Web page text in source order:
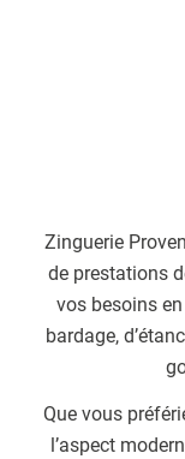
Zinguerie
de prestations
vos besoins
bardage,
Que vous
l’aspect